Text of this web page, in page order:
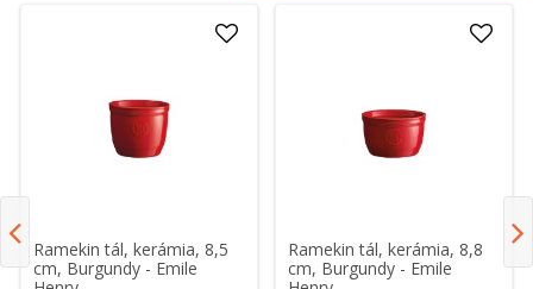
Ramekin tál, kerámia, 8,5
cm, Burgundy - Emile
Ramekin tál, kerámia, 8,8
cm, Burgundy - Emile